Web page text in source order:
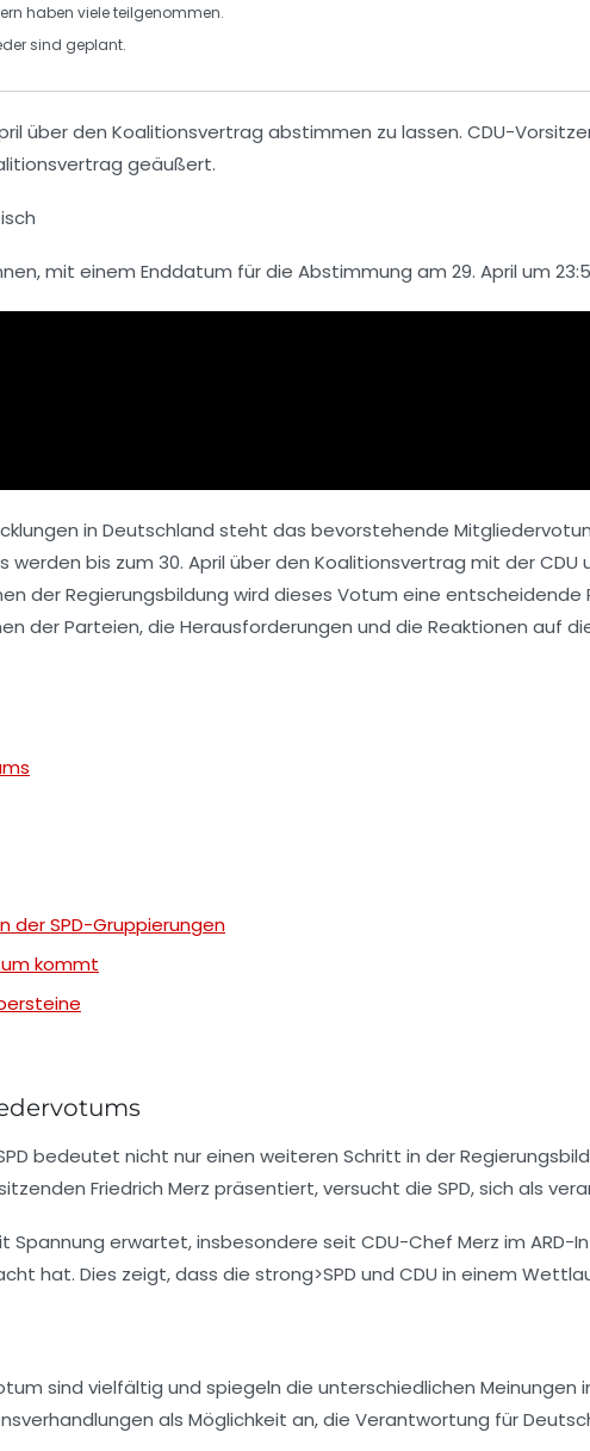
haben viele teilgenommen.
sind geplant.
über den Koalitionsvertrag abstimmen zu lassen. CDU-
geäußert.
mit einem Enddatum für die Abstimmung am 29. April um
in Deutschland steht das bevorstehende
bis zum 30. April über den Koalitionsvertrag mit derCDU
derRegierungsbildung wird dieses Votum eine entscheidende
der Parteien, die Herausforderungen und die Reaktionen auf
der SPD-Gruppierungen
kommt
bedeutet nicht nur einen weiteren Schritt in der
Friedrich Merz präsentiert, versucht die SPD, sich als
Spannung erwartet, insbesondere seit CDU-Chef Merz im ARD-
hat. Dies zeigt, dass die strong>SPD und CDU in einem
sind vielfältig und spiegeln die unterschiedlichen Meinungen
als Möglichkeit an, die Verantwortung für